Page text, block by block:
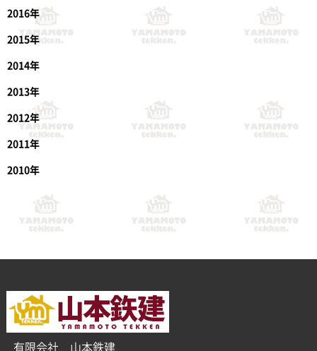
2016年
2015年
2014年
2013年
2012年
2011年
2010年
有限会社 山本鉄建